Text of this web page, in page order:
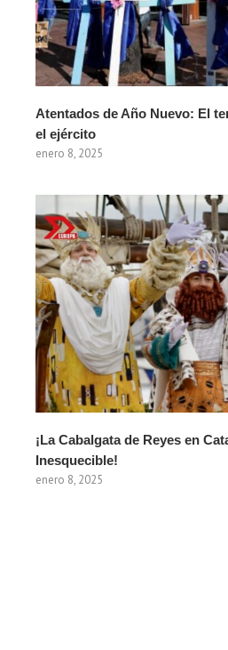
Atentados de Año Nuevo: El
el ejército
enero 8, 2025
¡La Cabalgata de Reyes en
Inesquecible!
enero 8, 2025